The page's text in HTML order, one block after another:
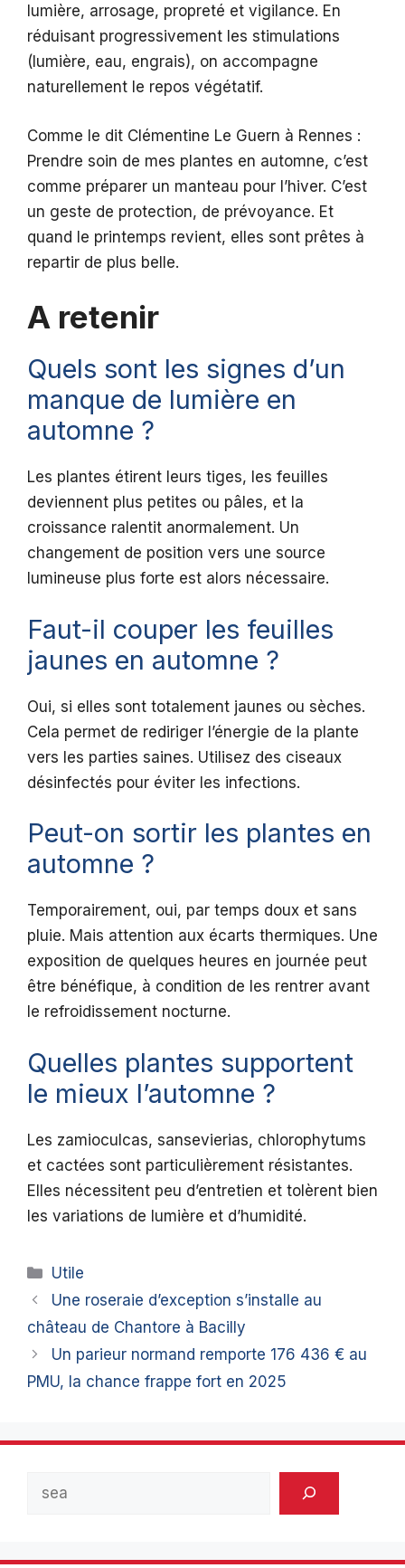
lumière, arrosage, propreté et vigilance. En
réduisant progressivement les stimulations
(lumière, eau, engrais), on accompagne
naturellement le repos végétatif.
Comme le dit Clémentine Le Guern à Rennes :
Prendre soin de mes plantes en automne, c’est
comme préparer un manteau pour l’hiver. C’est
un geste de protection, de prévoyance. Et
quand le printemps revient, elles sont prêtes à
repartir de plus belle.
A retenir
Quels sont les signes d’un
manque de lumière en
automne ?
Les plantes étirent leurs tiges, les feuilles
deviennent plus petites ou pâles, et la
croissance ralentit anormalement. Un
changement de position vers une source
lumineuse plus forte est alors nécessaire.
Faut-il couper les feuilles
jaunes en automne ?
Oui, si elles sont totalement jaunes ou sèches.
Cela permet de rediriger l’énergie de la plante
vers les parties saines. Utilisez des ciseaux
désinfectés pour éviter les infections.
Peut-on sortir les plantes en
automne ?
Temporairement, oui, par temps doux et sans
pluie. Mais attention aux écarts thermiques. Une
exposition de quelques heures en journée peut
être bénéfique, à condition de les rentrer avant
le refroidissement nocturne.
Quelles plantes supportent
le mieux l’automne ?
Les zamioculcas, sansevierias, chlorophytums
et cactées sont particulièrement résistantes.
Elles nécessitent peu d’entretien et tolèrent bien
les variations de lumière et d’humidité.
Catégories
Utile
Une roseraie d’exception s’installe au
château de Chantore à Bacilly
Un parieur normand remporte 176 436 € au
PMU, la chance frappe fort en 2025